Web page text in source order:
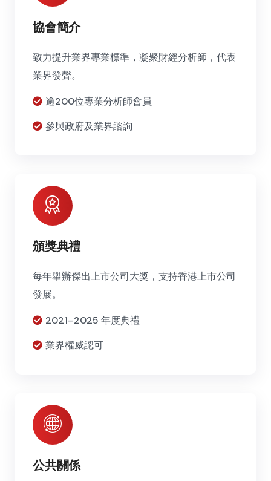
協會簡介
致力提升業界專業標準，凝聚財經分析師，代表
業界發聲。
逾200位專業分析師會員
參與政府及業界諮詢
頒獎典禮
每年舉辦傑出上市公司大獎，支持香港上市公司
發展。
2021–2025 年度典禮
業界權威認可
公共關係